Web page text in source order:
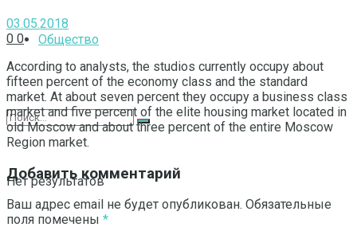
Общество
Нет результатов
03.05.2018
0 0
According to analysts, the studios currently occupy about
fifteen percent of the economy class and the standard
market. At about seven percent they occupy a business class
market and five percent of the elite housing market located in
old Moscow and about three percent of the entire Moscow
Region market.
Добавить комментарий
Ваш адрес email не будет опубликован. Обязательные
поля помечены *